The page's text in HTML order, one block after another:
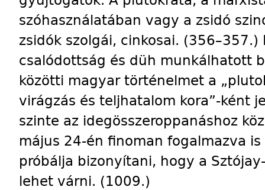
szóhasználatában vagy a zsidó
zsidók szolgái, cinkosai.
csalódottság és düh munkálhatott
közötti magyar történelmet a
virágzás és teljhatalom kora”-ként
szinte az idegösszeroppanáshoz
május 24-én finoman fogalmazva
próbálja bizonyítani, hogy a
lehet várni. (1009.)